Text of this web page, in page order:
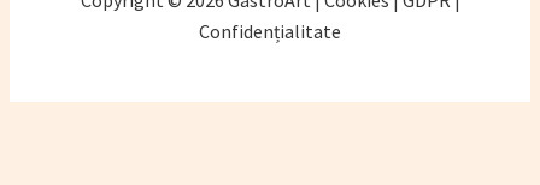
Confidențialitate